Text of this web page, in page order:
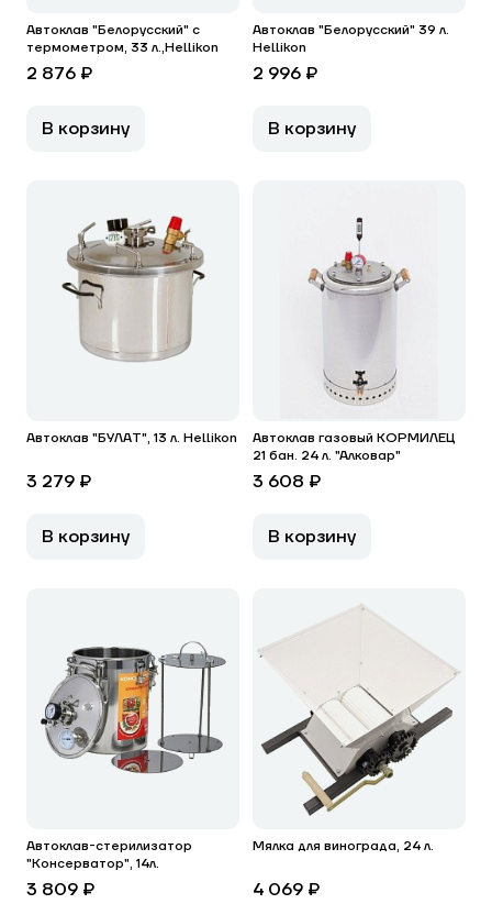
Автоклав "Белорусский" с
термометром, 33 л.,Hellikon
2 876 ₽
В корзину
Автоклав "Белорусский" 39 л.
Hellikon
2 996 ₽
В корзину
Автоклав "БУЛАТ", 13 л. Hellikon
3 279 ₽
В корзину
Автоклав газовый КОРМИЛЕЦ
21 бан. 24 л. "Алковар"
3 608 ₽
В корзину
Автоклав-стерилизатор
"Консерватор", 14л.
3 809 ₽
Мялка для винограда, 24 л.
4 069 ₽